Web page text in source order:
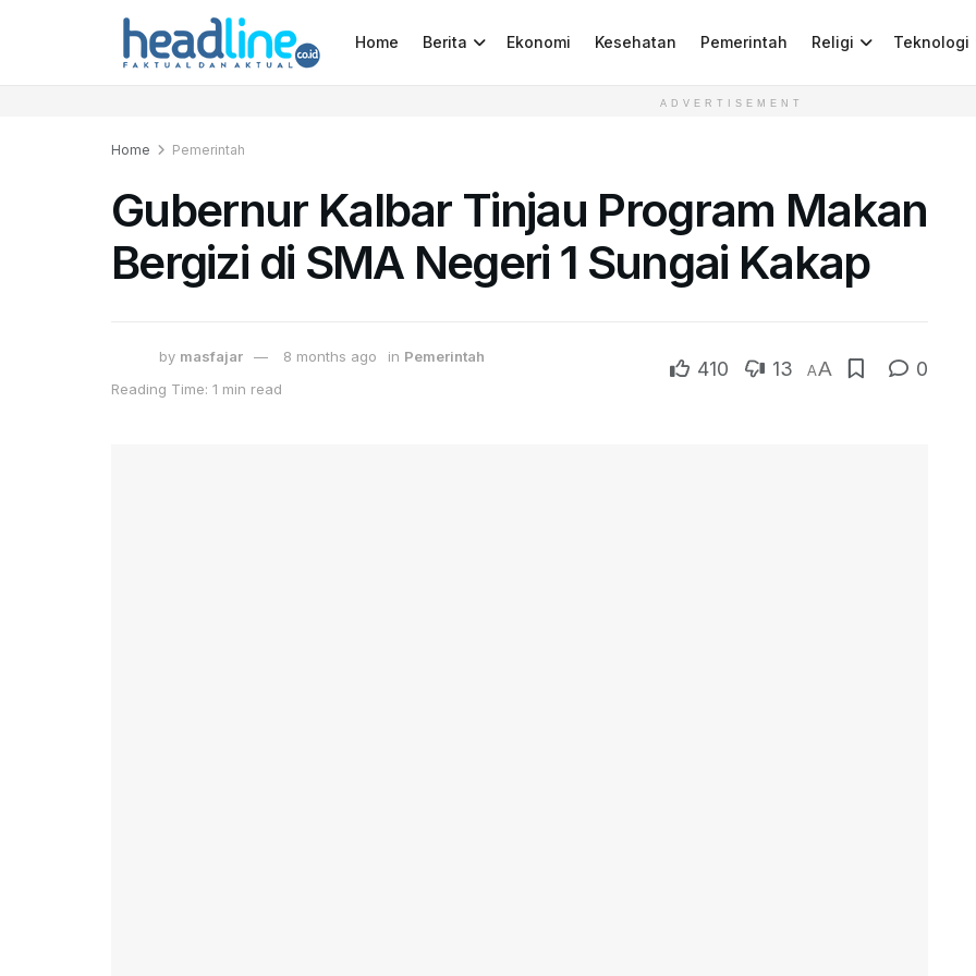
Home Berita Ekonomi Kesehatan Pemerintah Religi Teknologi
ADVERTISEMENT
Home Pemerintah
Gubernur Kalbar Tinjau Program Makan
Bergizi di SMA Negeri 1 Sungai Kakap
by masfajar 8 months ago in Pemerintah
Reading Time: 1 min read
410 13 AA 0